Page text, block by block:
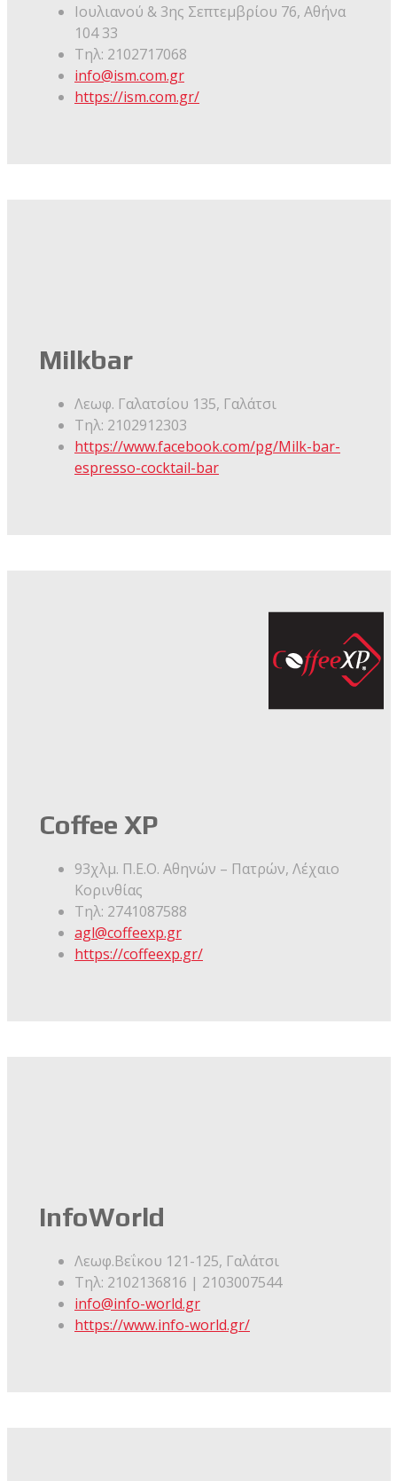
Ιουλιανού & 3ης Σεπτεμβρίου 76, Αθήνα
104 33
Τηλ: 2102717068
info@ism.com.gr
https://ism.com.gr/
Milkbar
Λεωφ. Γαλατσίου 135, Γαλάτσι
Τηλ: 2102912303
https://www.facebook.com/pg/Milk-bar-
espresso-cocktail-bar
Coffee XP
93χλμ. Π.Ε.Ο. Αθηνών – Πατρών, Λέχαιο
Κορινθίας
Τηλ: 2741087588
agl@coffeexp.gr
https://coffeexp.gr/
InfoWorld
Λεωφ.Βεΐκου 121-125, Γαλάτσι
Τηλ: 2102136816 | 2103007544
info@info-world.gr
https://www.info-world.gr/